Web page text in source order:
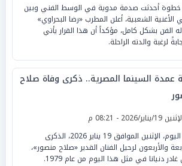
أحدثت صدمة مدوية في الوسط الفني وبين
الأغنية الشعبية، أعلن المطرب «رضا البحراوي»
الفن بشكل كامل، مؤكداً أن هذا القرار يأتي
لرغبة والدته الراحلة.
عمدة السينما المصرية.. ذكرى وفاة صلاح
19/يناير/2026 - 08:21 م
تحل اليوم، الإثنين الموافق 19 يناير 2026، الذكرى
والأربعون لرحيل الفنان القدير «صلاح منصور»،
دنيانا في مثل هذا اليوم من عام 1979.